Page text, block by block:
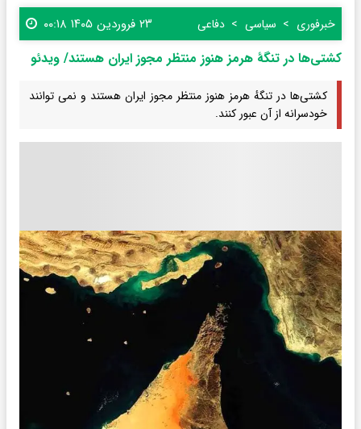
خبرفوری سیاسی دفاعی ۲۳ فروردین ۱۴۰۵ ۰۰:۱۸
کشتی‌ها در تنگهٔ هرمز هنوز منتظر مجوز ایران هستند/ ویدئو
کشتی‌ها در تنگهٔ هرمز هنوز منتظر مجوز ایران هستند و نمی توانند
خودسرانه از آن عبور کنند.